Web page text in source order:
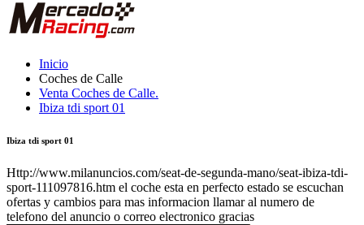
Inicio
Coches de Calle
Venta Coches de Calle.
Ibiza tdi sport 01
Ibiza tdi sport 01
Http://www.milanuncios.com/seat-de-segunda-mano/seat-ibiza-tdi-
sport-111097816.htm el coche esta en perfecto estado se escuchan
ofertas y cambios para mas informacion llamar al numero de
telefono del anuncio o correo electronico gracias